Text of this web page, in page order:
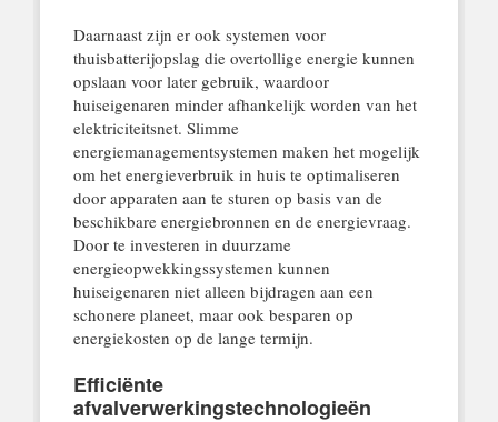
Daarnaast zijn er ook systemen voor
thuisbatterijopslag die overtollige energie kunnen
opslaan voor later gebruik, waardoor
huiseigenaren minder afhankelijk worden van het
elektriciteitsnet. Slimme
energiemanagementsystemen maken het mogelijk
om het energieverbruik in huis te optimaliseren
door apparaten aan te sturen op basis van de
beschikbare energiebronnen en de energievraag.
Door te investeren in duurzame
energieopwekkingssystemen kunnen
huiseigenaren niet alleen bijdragen aan een
schonere planeet, maar ook besparen op
energiekosten op de lange termijn.
Efficiënte
afvalverwerkingstechnologieën